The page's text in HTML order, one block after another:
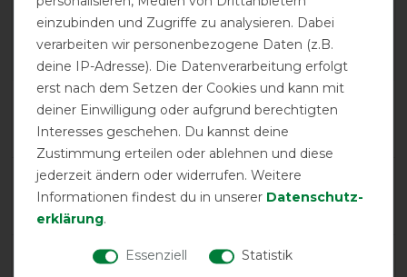
Bucas Freedom Turnout
Pony 300g - Navy/Silver
Product Reviews
5
Product Rating
5/5
einzubinden und Zugriffe zu analysieren. Dabei
verarbeiten wir personenbezogene Daten (z.B.
deine IP-Adresse). Die Datenverarbeitung erfolgt
erst nach dem Setzen der Cookies und kann mit
deiner Einwilligung oder aufgrund berechtigten
Interesses geschehen. Du kannst deine
Zustimmung erteilen oder ablehnen und diese
jederzeit ändern oder widerrufen. Weitere
Informationen findest du in unserer Daten­schutz­
erklärung.
Essenziell
Statistik